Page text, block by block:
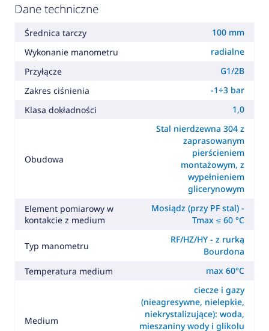
Dane techniczne
Średnica tarczy
100 mm
Wykonanie manometru
radialne
Przyłącze
G1/2B
Zakres ciśnienia
-1÷3 bar
Klasa dokładności
1,0
Obudowa
Stal nierdzewna 304 z
zaprasowanym
pierścieniem
montażowym, z
wypełnieniem
glicerynowym
Element pomiarowy w
kontakcie z medium
Mosiądz (przy PF stal) -
Tmax ≤ 60 °C
Typ manometru
RF/HZ/HY - z rurką
Bourdona
Temperatura medium
max 60°C
Medium
ciecze i gazy
(nieagresywne, nielepkie,
niekrystalizujące): woda,
mieszaniny wody i glikolu